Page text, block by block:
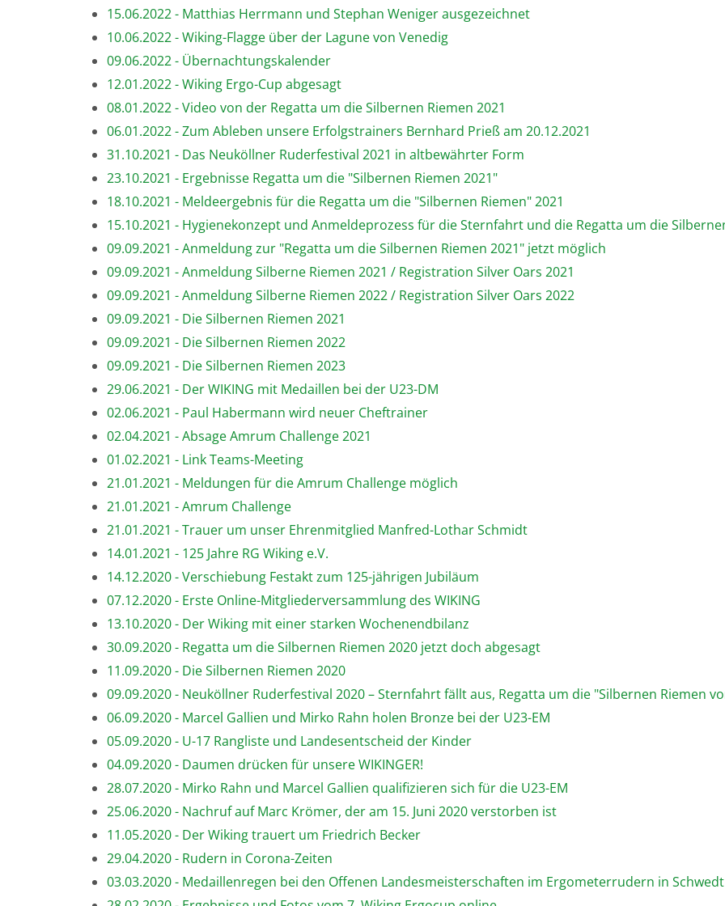
15.06.2022 - Matthias Herrmann und Stephan Weniger ausgezeichnet
10.06.2022 - Wiking-Flagge über der Lagune von Venedig
09.06.2022 - Übernachtungskalender
12.01.2022 - Wiking Ergo-Cup abgesagt
08.01.2022 - Video von der Regatta um die Silbernen Riemen 2021
06.01.2022 - Zum Ableben unsere Erfolgstrainers Bernhard Prieß am 20.12.2021
31.10.2021 - Das Neuköllner Ruderfestival 2021 in altbewährter Form
23.10.2021 - Ergebnisse Regatta um die "Silbernen Riemen 2021"
18.10.2021 - Meldeergebnis für die Regatta um die "Silbernen Riemen" 2021
15.10.2021 - Hygienekonzept und Anmeldeprozess für die Sternfahrt und die Regatta um die
09.09.2021 - Anmeldung zur "Regatta um die Silbernen Riemen 2021" jetzt möglich
09.09.2021 - Anmeldung Silberne Riemen 2021 / Registration Silver Oars 2021
09.09.2021 - Anmeldung Silberne Riemen 2022 / Registration Silver Oars 2022
09.09.2021 - Die Silbernen Riemen 2021
09.09.2021 - Die Silbernen Riemen 2022
09.09.2021 - Die Silbernen Riemen 2023
29.06.2021 - Der WIKING mit Medaillen bei der U23-DM
02.06.2021 - Paul Habermann wird neuer Cheftrainer
02.04.2021 - Absage Amrum Challenge 2021
01.02.2021 - Link Teams-Meeting
21.01.2021 - Meldungen für die Amrum Challenge möglich
21.01.2021 - Amrum Challenge
21.01.2021 - Trauer um unser Ehrenmitglied Manfred-Lothar Schmidt
14.01.2021 - 125 Jahre RG Wiking e.V.
14.12.2020 - Verschiebung Festakt zum 125-jährigen Jubiläum
07.12.2020 - Erste Online-Mitgliederversammlung des WIKING
13.10.2020 - Der Wiking mit einer starken Wochenendbilanz
30.09.2020 - Regatta um die Silbernen Riemen 2020 jetzt doch abgesagt
11.09.2020 - Die Silbernen Riemen 2020
09.09.2020 - Neuköllner Ruderfestival 2020 – Sternfahrt fällt aus, Regatta um die "Silbernen Riemen
06.09.2020 - Marcel Gallien und Mirko Rahn holen Bronze bei der U23-EM
05.09.2020 - U-17 Rangliste und Landesentscheid der Kinder
04.09.2020 - Daumen drücken für unsere WIKINGER!
28.07.2020 - Mirko Rahn und Marcel Gallien qualifizieren sich für die U23-EM
25.06.2020 - Nachruf auf Marc Krömer, der am 15. Juni 2020 verstorben ist
11.05.2020 - Der Wiking trauert um Friedrich Becker
29.04.2020 - Rudern in Corona-Zeiten
03.03.2020 - Medaillenregen bei den Offenen Landesmeisterschaften im Ergometerrudern in Schwedt